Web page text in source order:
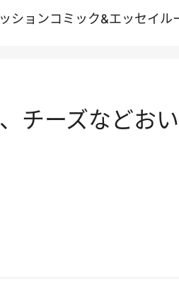
ションコミック&エッセイル
チーズなどお